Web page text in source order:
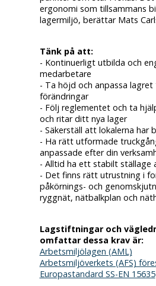
ergonomi som tillsammans
lagermiljö, berättar Mats
Tänk på att:
- Kontinuerligt utbilda och
medarbetare
- Ta höjd och anpassa
förändringar
- Följ reglementet och ta
och ritar ditt nya lager
- Säkerställ att lokalerna har
- Ha rätt utformade
anpassade efter din
- Alltid ha ett stabilt ställage
- Det finns rätt utrustning i
påkörnings- och
ryggnät, nätbalkplan och
Lagstiftningar och
omfattar dessa krav är:
Arbetsmiljölagen (AML)
Arbetsmiljöverkets (AFS)
Europastandard SS-EN 15635